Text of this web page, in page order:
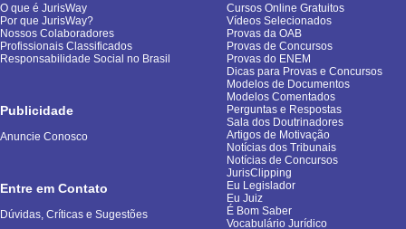
O que é JurisWay
Por que JurisWay?
Nossos Colaboradores
Profissionais Classificados
Responsabilidade Social no Brasil
Publicidade
Anuncie Conosco
Entre em Contato
Dúvidas, Críticas e Sugestões
Cursos Online Gratuitos
Vídeos Selecionados
Provas da OAB
Provas de Concursos
Provas do ENEM
Dicas para Provas e Concursos
Modelos de Documentos
Modelos Comentados
Perguntas e Respostas
Sala dos Doutrinadores
Artigos de Motivação
Notícias dos Tribunais
Notícias de Concursos
JurisClipping
Eu Legislador
Eu Juiz
É Bom Saber
Vocabulário Jurídico